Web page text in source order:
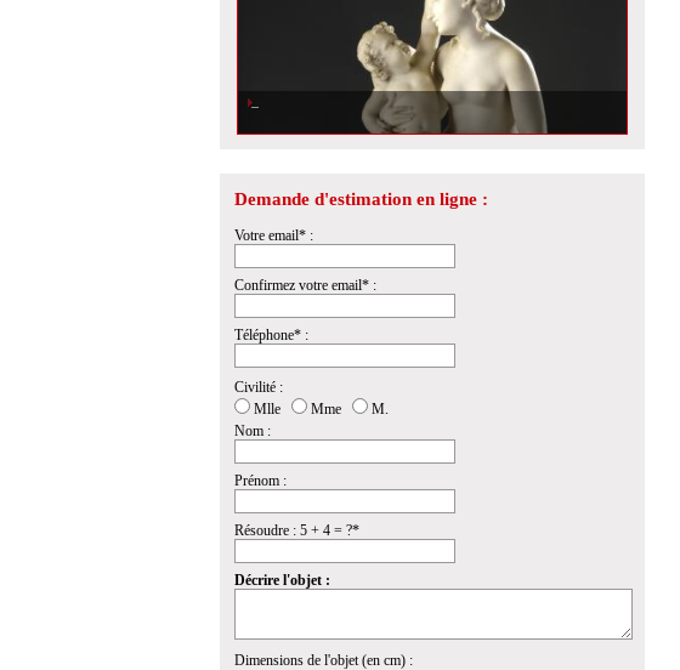
Demande d'estimation en ligne :
Votre email* :
Confirmez votre email* :
Téléphone* :
Civilité :
Mlle
Mme
M.
Nom :
Prénom :
Résoudre : 5 + 4 = ?*
Décrire l'objet :
Dimensions de l'objet (en cm) :